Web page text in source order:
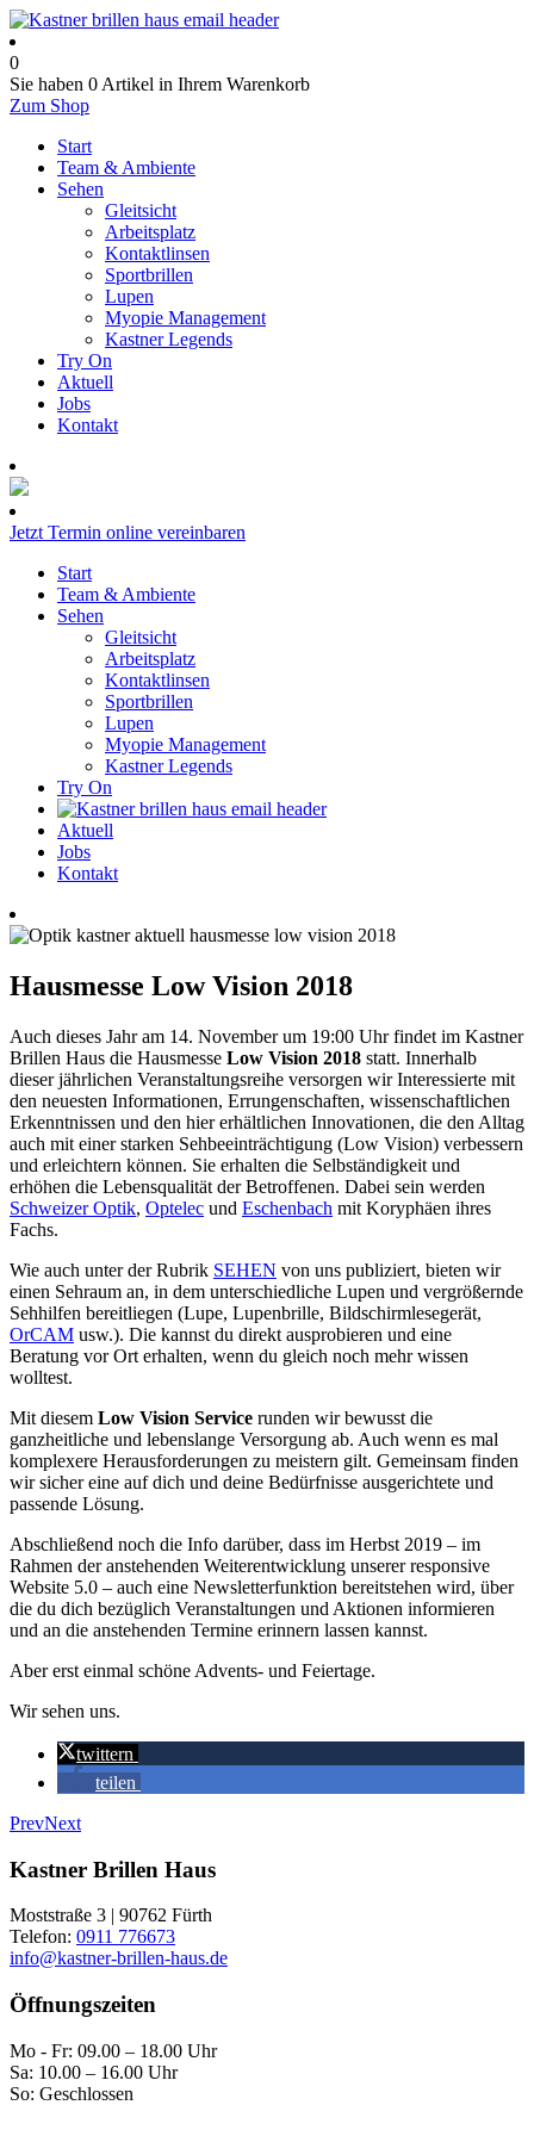
0
Sie haben 0 Artikel in Ihrem Warenkorb
Zum Shop
Start
Team & Ambiente
Sehen
Gleitsicht
Arbeitsplatz
Kontaktlinsen
Sportbrillen
Lupen
Myopie Management
Kastner Legends
Try On
Aktuell
Jobs
Kontakt
Jetzt Termin online vereinbaren
Start
Team & Ambiente
Sehen
Gleitsicht
Arbeitsplatz
Kontaktlinsen
Sportbrillen
Lupen
Myopie Management
Kastner Legends
Try On
Aktuell
Jobs
Kontakt
Hausmesse Low Vision 2018
Auch dieses Jahr am 14. November um 19:00 Uhr findet im Kastner
Brillen Haus die Hausmesse Low Vision 2018 statt. Innerhalb
dieser jährlichen Veranstaltungsreihe versorgen wir Interessierte mit
den neuesten Informationen, Errungenschaften, wissenschaftlichen
Erkenntnissen und den hier erhältlichen Innovationen, die den Alltag
auch mit einer starken Sehbeeinträchtigung (Low Vision) verbessern
und erleichtern können. Sie erhalten die Selbständigkeit und
erhöhen die Lebensqualität der Betroffenen. Dabei sein werden
Schweizer Optik, Optelec und Eschenbach mit Koryphäen ihres
Fachs.
Wie auch unter der Rubrik SEHEN von uns publiziert, bieten wir
einen Sehraum an, in dem unterschiedliche Lupen und vergrößernde
Sehhilfen bereitliegen (Lupe, Lupenbrille, Bildschirmlesegerät,
OrCAM usw.). Die kannst du direkt ausprobieren und eine
Beratung vor Ort erhalten, wenn du gleich noch mehr wissen
wolltest.
Mit diesem Low Vision Service runden wir bewusst die
ganzheitliche und lebenslange Versorgung ab. Auch wenn es mal
komplexere Herausforderungen zu meistern gilt. Gemeinsam finden
wir sicher eine auf dich und deine Bedürfnisse ausgerichtete und
passende Lösung.
Abschließend noch die Info darüber, dass im Herbst 2019 – im
Rahmen der anstehenden Weiterentwicklung unserer responsive
Website 5.0 – auch eine Newsletterfunktion bereitstehen wird, über
die du dich bezüglich Veranstaltungen und Aktionen informieren
und an die anstehenden Termine erinnern lassen kannst.
Aber erst einmal schöne Advents- und Feiertage.
Wir sehen uns.
twittern
teilen
PrevNext
Kastner Brillen Haus
Moststraße 3 | 90762 Fürth
Telefon: 0911 776673
info@kastner-brillen-haus.de
Öffnungszeiten
Mo - Fr: 09.00 – 18.00 Uhr
Sa: 10.00 – 16.00 Uhr
So: Geschlossen